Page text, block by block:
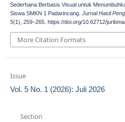
Sederhana Berbasis Visual untuk
Siswa SMKN 1 Padarincang. Jurnal Hasil
5(1), 259–265. https://doi.org/10.62712/
More Citation Formats
Issue
Vol. 5 No. 1 (2026): Juli 2026
Section